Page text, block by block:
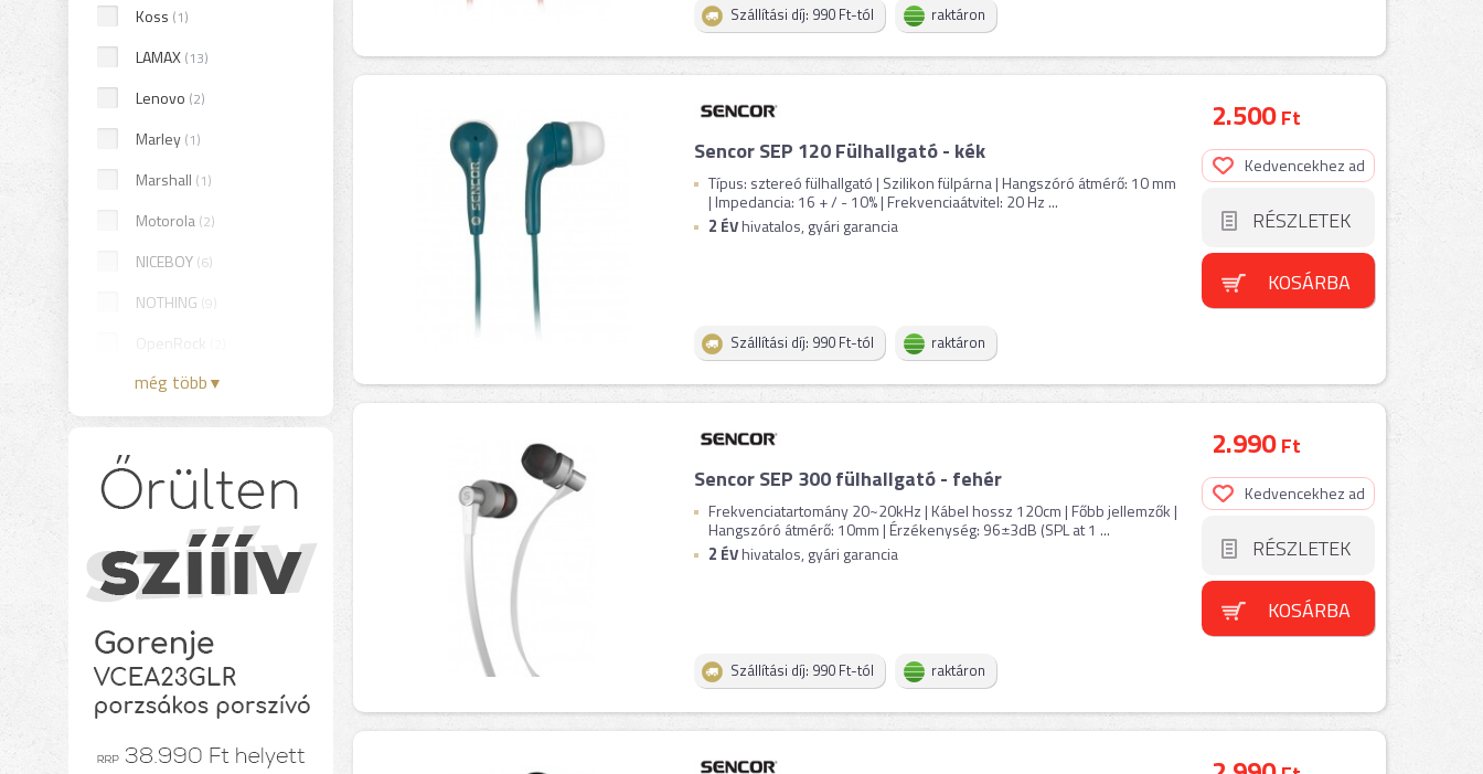
Koss (1)
LAMAX (13)
Lenovo (2)
Marley (1)
Marshall (1)
Motorola (2)
NICEBOY (6)
NOTHING (9)
OpenRock
még több▼
Szállítási díj: 990 Ft-tól raktáron
Sencor SEP 120 Fülhallgató - kék
Típus: sztereó fülhallgató | Szilikon fülpárna | Hangszóró átmérő: 10 mm
| Impedancia: 16 + / - 10% | Frekvenciaátvitel: 20 Hz ...
2 ÉVhivatalos, gyári garancia
Szállítási díj: 990 Ft-tól raktáron
2.500Ft
Kedvencekhez ad
RÉSZLETEK
KOSÁRBA
Sencor SEP 300 fülhallgató - fehér
Frekvenciatartomány 20~20kHz | Kábel hossz 120cm | Főbb jellemzők |
Hangszóró átmérő: 10mm | Érzékenység: 96±3dB (SPL at 1 ...
2 ÉVhivatalos, gyári garancia
Szállítási díj: 990 Ft-tól raktáron
2.990Ft
Kedvencekhez ad
RÉSZLETEK
KOSÁRBA